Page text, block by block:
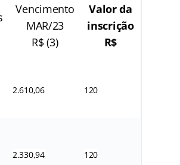
Vencimento
MAR/23
R$ (3)
Valor da
inscrição
R$
2.610,06 120
2.330,94 120